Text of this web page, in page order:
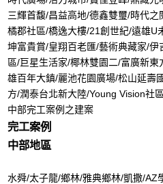
三輝首馥/昌益高地/德鑫雙璽/時代
橘郡社區/橋逸大樓/21創世紀/遠雄U
坤富貴賞/皇翔百老匯/藝術典藏家/
區/巨星生活家/椰林雙園二/富廣新
雄百年大鎮/麗池花園廣場/松山延壽
方/潤泰台北新大陸/Young Vision社區
中部完工案例之建案
完工案例
中部地區
水舜/太子龍/鄉林/雅典鄉林/凱撒/AZ